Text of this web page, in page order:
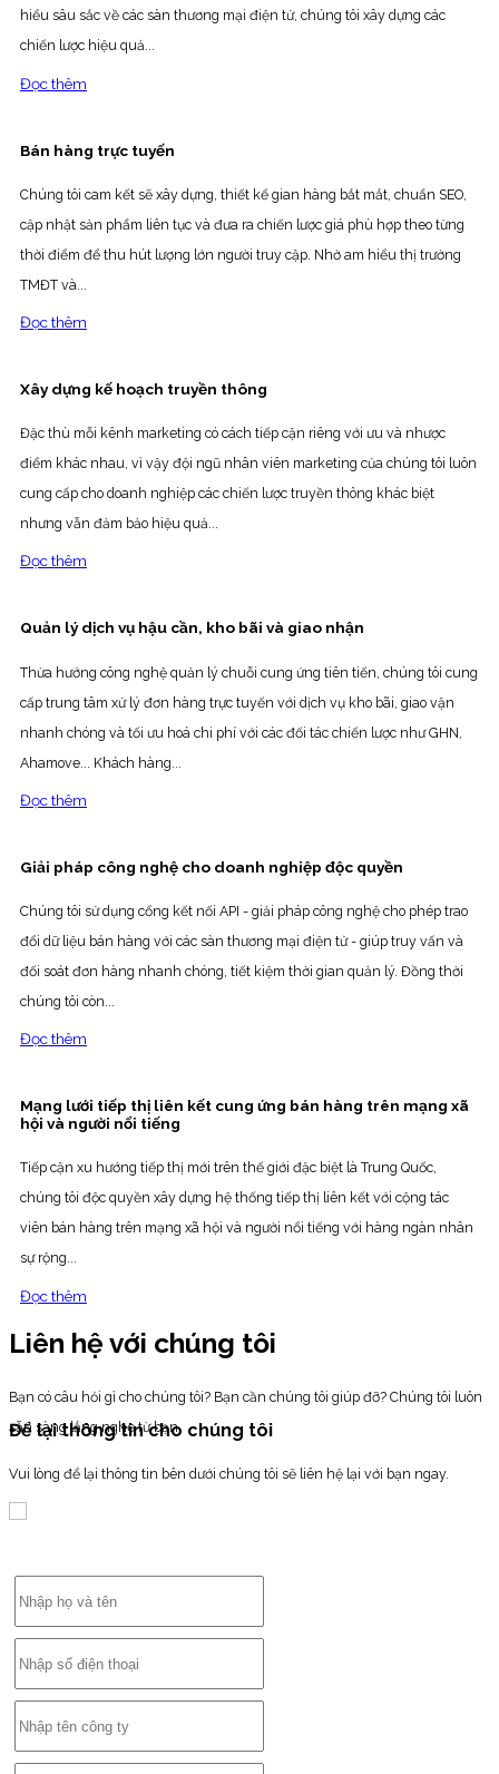
hiểu sâu sắc về các sàn thương mại điện tử, chúng tôi xây dựng các
chiến lược hiệu quả...
Đọc thêm
Bán hàng trực tuyến
Chúng tôi cam kết sẽ xây dựng, thiết kế gian hàng bắt mắt, chuẩn SEO,
cập nhật sản phẩm liên tục và đưa ra chiến lược giá phù hợp theo từng
thời điểm để thu hút lượng lớn người truy cập. Nhờ am hiểu thị trường
TMĐT và...
Đọc thêm
Xây dựng kế hoạch truyền thông
Đặc thù mỗi kênh marketing có cách tiếp cận riêng với ưu và nhược
điểm khác nhau, vì vậy đội ngũ nhân viên marketing của chúng tôi luôn
cung cấp cho doanh nghiệp các chiến lược truyền thông khác biệt
nhưng vẫn đảm bảo hiệu quả...
Đọc thêm
Quản lý dịch vụ hậu cần, kho bãi và giao nhận
Thừa hưởng công nghệ quản lý chuỗi cung ứng tiên tiến, chúng tôi cung
cấp trung tâm xử lý đơn hàng trực tuyến với dịch vụ kho bãi, giao vận
nhanh chóng và tối ưu hoá chi phí với các đối tác chiến lược như GHN,
Ahamove... Khách hàng...
Đọc thêm
Giải pháp công nghệ cho doanh nghiệp độc quyền
Chúng tôi sử dụng cổng kết nối API - giải pháp công nghệ cho phép trao
đổi dữ liệu bán hàng với các sàn thương mại điện tử - giúp truy vấn và
đối soát đơn hàng nhanh chóng, tiết kiệm thời gian quản lý. Đồng thời
chúng tôi còn...
Đọc thêm
Mạng lưới tiếp thị liên kết cung ứng bán hàng trên mạng xã
hội và người nổi tiếng
Tiếp cận xu hướng tiếp thị mới trên thế giới đặc biệt là Trung Quốc,
chúng tôi độc quyền xây dựng hệ thống tiếp thị liên kết với cộng tác
viên bán hàng trên mạng xã hội và người nổi tiếng với hàng ngàn nhân
sự rộng...
Đọc thêm
Liên hệ với chúng tôi
Bạn có câu hỏi gì cho chúng tôi? Bạn cần chúng tôi giúp đỡ? Chúng tôi luôn
sẵn sàng lắng nghe từ bạn
Để lại thông tin cho chúng tôi
Vui lòng để lại thông tin bên dưới chúng tôi sẽ liên hệ lại với bạn ngay.